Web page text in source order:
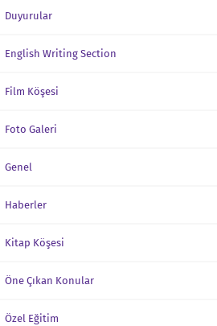
Duyurular
English Writing Section
Film Köşesi
Foto Galeri
Genel
Haberler
Kitap Köşesi
Öne Çıkan Konular
Özel Eğitim